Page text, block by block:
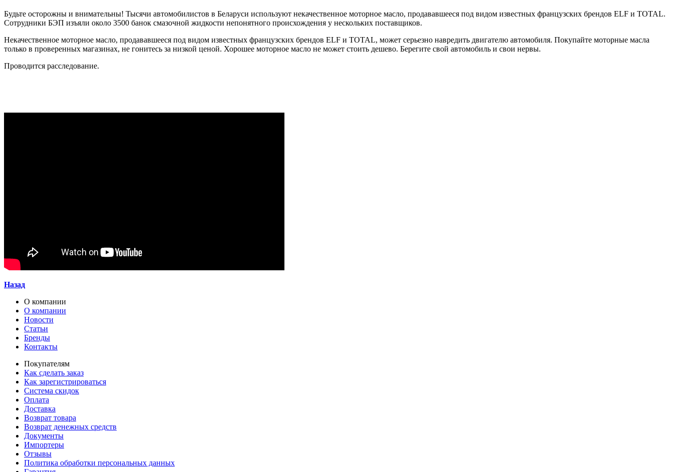
Будьте осторожны и внимательны! Тысячи автомобилистов в Беларуси используют некачественное моторное масло, продававшееся под видом известных французских брендов ELF и TOTAL.
Сотрудники БЭП изъяли около 3500 банок смазочной жидкости непонятного происхождения у нескольких поставщиков.
Некачественное моторное масло, продававшееся под видом известных французских брендов ELF и TOTAL, может серьезно навредить двигателю автомобиля. Покупайте моторные масла
только в проверенных магазинах, не гонитесь за низкой ценой. Хорошее моторное масло не может стоить дешево. Берегите свой автомобиль и свои нервы.
Проводится расследование.
Назад
О компании
О компании
Новости
Статьи
Бренды
Контакты
Покупателям
Как сделать заказ
Как зарегистрироваться
Система скидок
Оплата
Доставка
Возврат товара
Возврат денежных средств
Документы
Импортеры
Отзывы
Политика обработки персональных данных